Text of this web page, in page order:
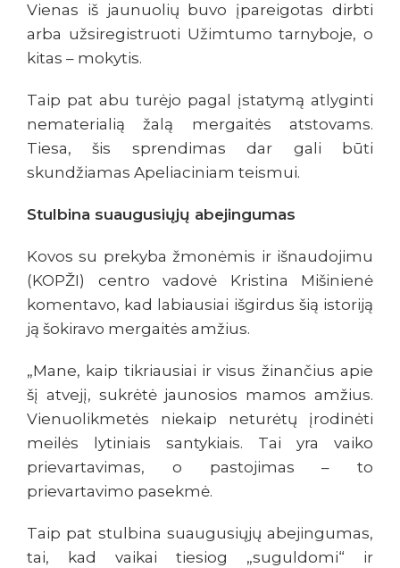
Vienas iš jaunuolių buvo įpareigotas dirbti
arba užsiregistruoti Užimtumo tarnyboje, o
kitas – mokytis.
Taip pat abu turėjo pagal įstatymą atlyginti
nematerialią žalą mergaitės atstovams.
Tiesa, šis sprendimas dar gali būti
skundžiamas Apeliaciniam teismui.
Stulbina suaugusiųjų abejingumas
Kovos su prekyba žmonėmis ir išnaudojimu
(KOPŽI) centro vadovė Kristina Mišinienė
komentavo, kad labiausiai išgirdus šią istoriją
ją šokiravo mergaitės amžius.
„Mane, kaip tikriausiai ir visus žinančius apie
šį atvejį, sukrėtė jaunosios mamos amžius.
Vienuolikmetės niekaip neturėtų įrodinėti
meilės lytiniais santykiais. Tai yra vaiko
prievartavimas, o pastojimas – to
prievartavimo pasekmė.
Taip pat stulbina suaugusiųjų abejingumas,
tai, kad vaikai tiesiog „suguldomi“ ir